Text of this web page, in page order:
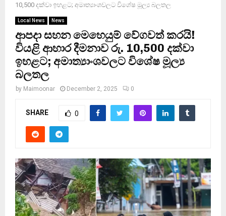
10,500 දක්වා ඉහළට; අමාත්‍යාංශවලට විශේෂ මූල්‍ය බලතල
Local News News
ආපදා සහන මෙහෙයුම් වේගවත් කරයි!
වියළි ආහාර දීමනාව රු. 10,500 දක්වා
ඉහළට; අමාත්‍යාංශවලට විශේෂ මූල්‍ය
බලතල
by Maimoonar December 2, 2025 0
SHARE 0